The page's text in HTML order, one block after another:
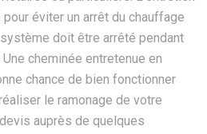
éviter un arrêt du chauffage
doit être arrêté pendant
cheminée entretenue en
chance de bien fonctionner
le ramonage de votre
auprès de quelques